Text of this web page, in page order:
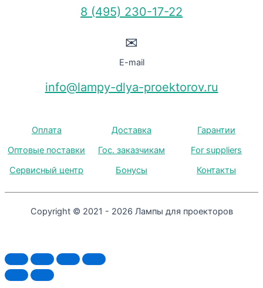
8 (495) 230-17-22
✉
E-mail
info@lampy-dlya-proektorov.ru
Оплата Доставка
Гарантии
Оптовые поставки
Гос. заказчикам
For suppliers
Сервисный центр
Бонусы Контакты
Copyright © 2021 - 2026 Лампы для проекторов